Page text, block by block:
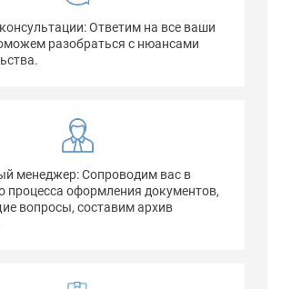
Ответим на все ваши
разобраться с нюансами
менеджер: Сопроводим вас в
процесса оформления документов,
вопросы, составим архив